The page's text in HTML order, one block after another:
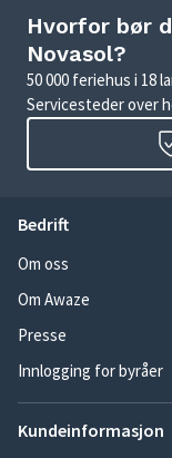
Hvorfor bør
Novasol?
50 000 feriehus i 18
Servicesteder over
Bedrift
Om oss
Om Awaze
Presse
Innlogging for byråer
Kundeinformasjon